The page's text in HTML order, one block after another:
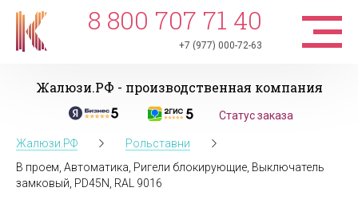
8 800 707 71 40
+7 (977) 000-72-63
Жалюзи.РФ - производственная компания
Статус заказа
Жалюзи.РФ
Рольставни
В проем, Автоматика, Ригели блокирующие, Выключатель
замковый, PD45N, RAL 9016